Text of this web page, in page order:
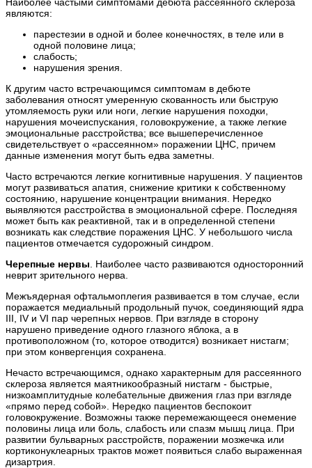
являются:
парестезии в одной и более конечностях, в теле или в
одной половине лица;
слабость;
нарушения зрения.
К другим часто встречающимся симптомам в дебюте
заболевания относят умеренную скованность или быструю
утомляемость руки или ноги, легкие нарушения походки,
нарушения мочеиспускания, головокружение, а также легкие
эмоциональные расстройства; все вышеперечисленное
свидетельствует о «рассеянном» поражении ЦНС, причем
данные изменения могут быть едва заметны.
Часто встречаются легкие когнитивные нарушения. У пациентов
могут развиваться апатия, снижение критики к собственному
состоянию, нарушение концентрации внимания. Нередко
выявляются расстройства в эмоциональной сфере. Последняя
может быть как реактивной, так и в определенной степени
возникать как следствие поражения ЦНС. У небольшого числа
пациентов отмечается судорожный синдром.
Черепные нервы . Наиболее часто развиваются односторонний
неврит зрительного нерва.
Межъядерная офтальмоплегия развивается в том случае, если
поражается медиальный продольный пучок, соединяющий ядра
III, IV и VI пар черепных нервов. При взгляде в сторону
нарушено приведение одного глазного яблока, а в
противоположном (то, которое отводится) возникает нистагм;
при этом конвергенция сохранена.
Нечасто встречающимся, однако характерным для рассеянного
склероза является маятникообразный нистагм - быстрые,
низкоамплитудные колебательные движения глаз при взгляде
«прямо перед собой». Нередко пациентов беспокоит
головокружение. Возможны также перемежающееся онемение
половины лица или боль, слабость или спазм мышц лица. При
развитии бульварных расстройств, поражении мозжечка или
кортиконуклеарных трактов может появиться слабо выраженная
дизартрия.